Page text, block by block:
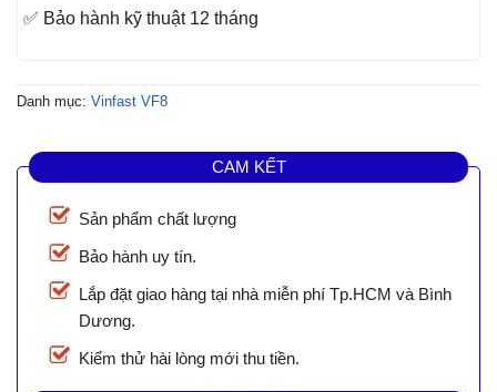
✅ Bảo hành kỹ thuật 12 tháng
Danh mục: Vinfast VF8
CAM KẾT
Sản phẩm chất lượng
Bảo hành uy tín.
Lắp đặt giao hàng tại nhà miễn phí Tp.HCM và Bình
Dương.
Kiểm thử hài lòng mới thu tiền.